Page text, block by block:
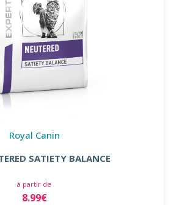
Royal Canin
SATIETY BALANCE
à partir de
8.99€